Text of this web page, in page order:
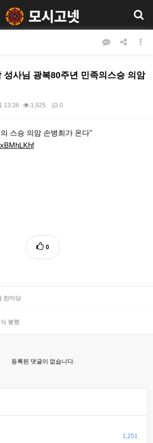
성사님 광복80주년 민족의스승 의암
13:36 1,925 0
스승 의암 손병희가 온다"
0
한마당
봉행
등록된 댓글이 없습니다.
1,251